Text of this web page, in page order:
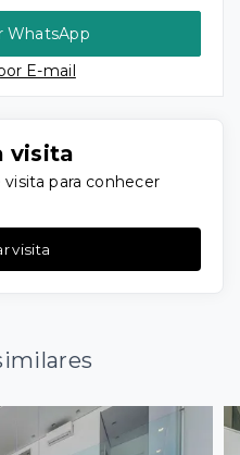
WhatsApp
E-mail
visita
para conhecer
visita